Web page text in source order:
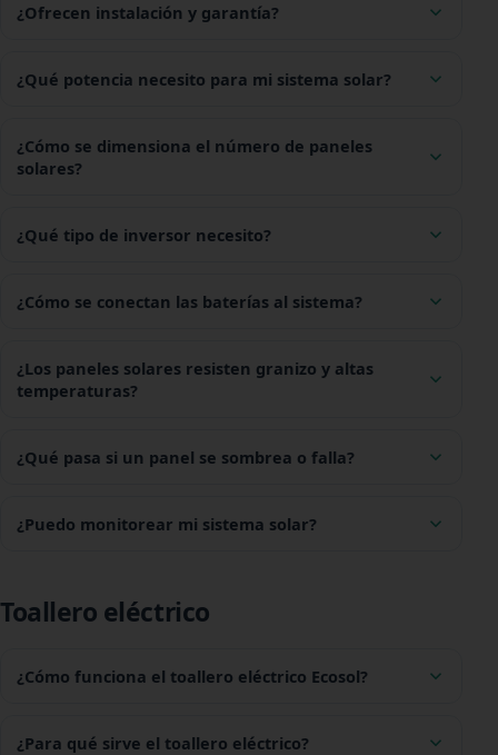
¿Ofrecen instalación y garantía?
¿Qué potencia necesito para mi sistema solar?
¿Cómo se dimensiona el número de paneles
solares?
¿Qué tipo de inversor necesito?
¿Cómo se conectan las baterías al sistema?
¿Los paneles solares resisten granizo y altas
temperaturas?
¿Qué pasa si un panel se sombrea o falla?
¿Puedo monitorear mi sistema solar?
Toallero eléctrico
¿Cómo funciona el toallero eléctrico Ecosol?
¿Para qué sirve el toallero eléctrico?